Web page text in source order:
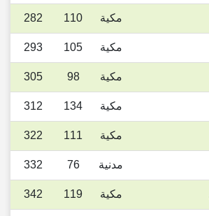
مكية 110
282
مكية 105
293
مكية 98
305
مكية 134
312
مكية 111
322
مدنية 76
332
مكية 119
342